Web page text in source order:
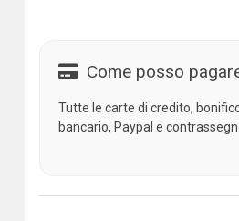
Come posso
Tutte le carte di credito,
bancario, Paypal e